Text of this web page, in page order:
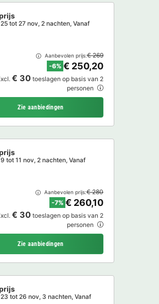
tot 27 nov, 2 nachten, Vanaf
Aanbevolen prijs:€ 269
-6% € 250,20
€ 30 toeslagen op basis van 2
personen
Zie aanbiedingen
Koelkast Tuinmeubelen
tot 11 nov, 2 nachten, Vanaf
Aanbevolen prijs:€ 280
-7% € 260,10
€ 30 toeslagen op basis van 2
personen
Zie aanbiedingen
23 tot 26 nov, 3 nachten, Vanaf